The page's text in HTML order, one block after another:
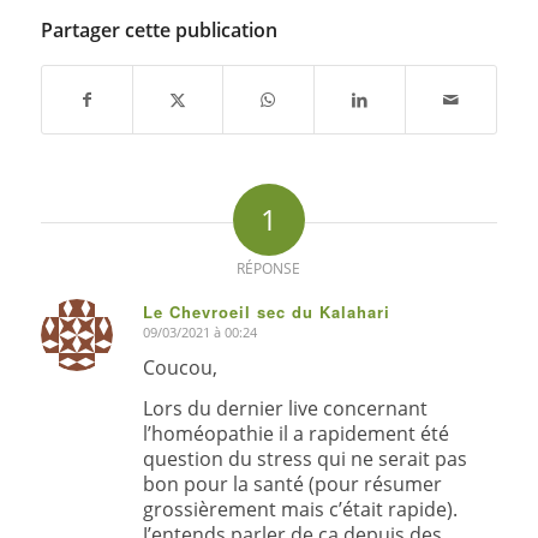
Partager cette publication
1
RÉPONSE
Le Chevroeil sec du Kalahari
dit
:
09/03/2021 à 00:24
Coucou,
Lors du dernier live concernant
l’homéopathie il a rapidement été
question du stress qui ne serait pas
bon pour la santé (pour résumer
grossièrement mais c’était rapide).